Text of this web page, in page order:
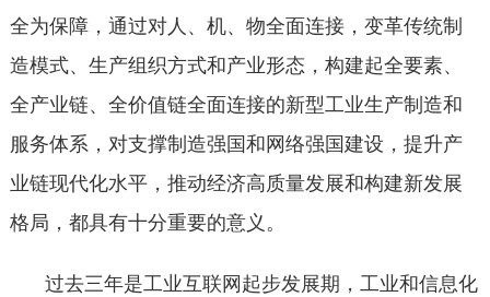
全为保障，通过对人、机、物全面连接，变革传统制
造模式、生产组织方式和产业形态，构建起全要素、
全产业链、全价值链全面连接的新型工业生产制造和
服务体系，对支撑制造强国和网络强国建设，提升产
业链现代化水平，推动经济高质量发展和构建新发展
格局，都具有十分重要的意义。
过去三年是工业互联网起步发展期，工业和信息化